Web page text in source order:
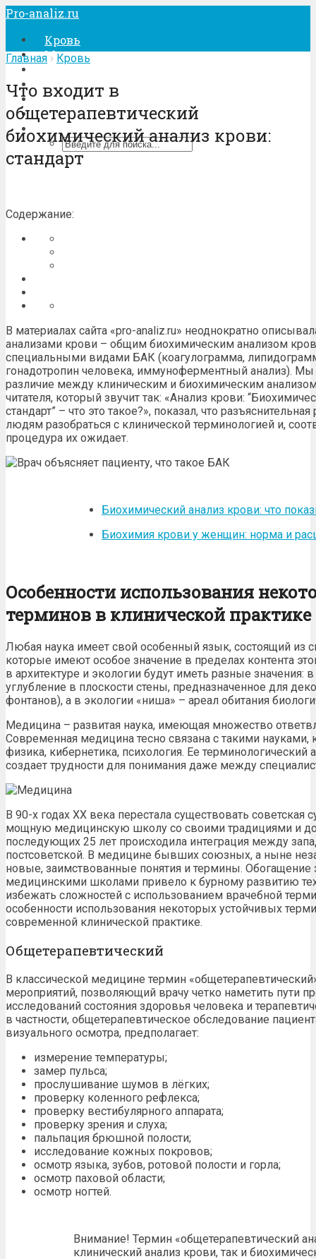
Pro-analiz.ru
Кровь
Моча
Кал
Лечение
Процедуры
Главная › Кровь
Что входит в
общетерапевтический
биохимический анализ крови:
стандарт
Содержание:
В материалах сайта «pro-analiz.ru» неоднократно
анализами крови – общим биохимическим анализом
специальными видами БАК (коагулограмма,
гонадотропин человека, иммуноферментный анализ).
различие между клиническим и биохимическим
читателя, который звучит так: «Анализ крови:
стандарт” – что это такое?», показал, что
людям разобраться с клинической терминологией и,
процедура их ожидает.
Биохимический анализ крови: что
Биохимия крови у женщин: норма и
Особенности использования
терминов в клинической практике
Любая наука имеет свой особенный язык, состоящий из
которые имеют особое значение в пределах контента
в архитектуре и экологии будут иметь разные значения:
углубление в плоскости стены, предназначенное для
фонтанов), а в экологии «ниша» – ареал обитания
Медицина – развитая наука, имеющая множество
Современная медицина тесно связана с такими науками,
физика, кибернетика, психология. Ее терминологический
создает трудности для понимания даже между
В 90-х годах ХХ века перестала существовать советская
мощную медицинскую школу со своими традициями и
последующих 25 лет происходила интеграция между
постсоветской. В медицине бывших союзных, а ныне
новые, заимствованные понятия и термины.
медицинскими школами привело к бурному развитию
избежать сложностей с использованием врачебной
особенности использования некоторых устойчивых
современной клинической практике.
Общетерапевтический
В классической медицине термин
мероприятий, позволяющий врачу четко наметить пути
исследований состояния здоровья человека и
в частности, общетерапевтическое обследование
визуального осмотра, предполагает:
измерение температуры;
замер пульса;
прослушивание шумов в лёгких;
проверку коленного рефлекса;
проверку вестибулярного аппарата;
проверку зрения и слуха;
пальпация брюшной полости;
исследование кожных покровов;
осмотр языка, зубов, ротовой полости и горла;
осмотр паховой области;
осмотр ногтей.
Внимание! Термин «общетерапевтический
клинический анализ крови, так и